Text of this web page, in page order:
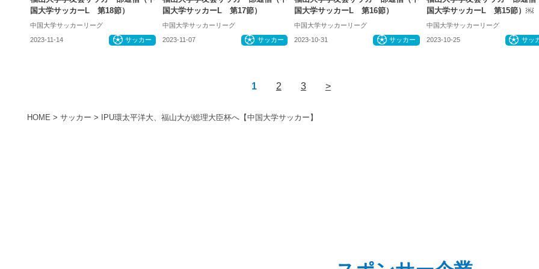
HOME > サッカー > IPU環太平洋大、福山大が総理大臣杯へ【中国大学サッカー】
国大学サッカーL 第18節）
中国大学サッカーリーグ
2023-11-14 サッカー
国大学サッカーL 第17節）
中国大学サッカーリーグ
2023-11-07 サッカー
国大学サッカーL 第16節）
中国大学サッカーリーグ
2023-10-31 サッカー
国大学サッカーL 第15節）￼
中国大学サッカーリーグ
2023-10-25 サッ
1 2 3 >